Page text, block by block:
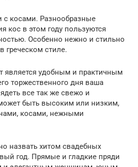
с косами. Разнообразные
кос в этом году пользуются
Особенно нежно и стильно
греческом стиле.
является удобным и практичным
торжественного дня ваша
все так же свежо и
быть высоким или низким,
косами, нежными
назвать хитом свадебных
год. Прямые и гладкие пряди